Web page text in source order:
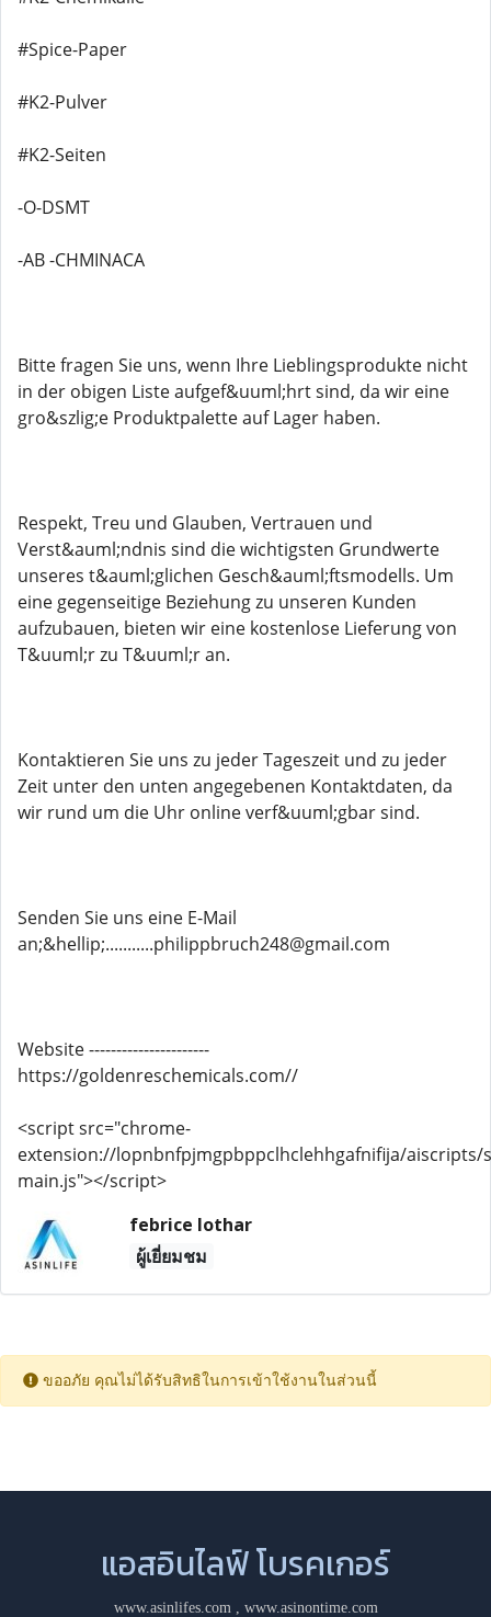
#Spice-Paper
#K2-Pulver
#K2-Seiten
-O-DSMT
-AB -CHMINACA
Bitte fragen Sie uns, wenn Ihre Lieblingsprodukte nicht
in der obigen Liste aufgef&uuml;hrt sind, da wir eine
gro&szlig;e Produktpalette auf Lager haben.
Respekt, Treu und Glauben, Vertrauen und
Verst&auml;ndnis sind die wichtigsten Grundwerte
unseres t&auml;glichen Gesch&auml;ftsmodells. Um
eine gegenseitige Beziehung zu unseren Kunden
aufzubauen, bieten wir eine kostenlose Lieferung von
T&uuml;r zu T&uuml;r an.
Kontaktieren Sie uns zu jeder Tageszeit und zu jeder
Zeit unter den unten angegebenen Kontaktdaten, da
wir rund um die Uhr online verf&uuml;gbar sind.
Senden Sie uns eine E-Mail
an;&hellip;...........philippbruch248@gmail.com
Website ----------------------
https://goldenreschemicals.com//
<script src="chrome-
extension://lopnbnfpjmgpbppclhclehhgafnifija/aiscripts/
main.js"></script>
febrice lothar
ผู้เยี่ยมชม
ขออภัย คุณไม่ได้รับสิทธิในการเข้าใช้งานในส่วนนี้
แอสอินไลฟ์ โบรคเกอร์
www.asinlifes.com, www.asinontime.com